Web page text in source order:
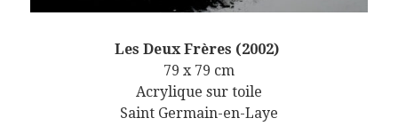
Les Deux Frères (2002)
79 x 79 cm
Acrylique sur toile
Saint Germain-en-Laye